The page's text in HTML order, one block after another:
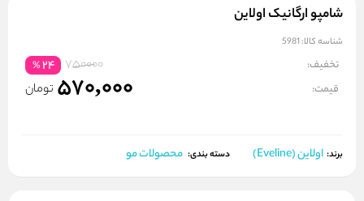
شامپو ارگانیک اولاین
شناسه کالا: 5981
تخفیف: 750000
24
%
قیمت: 570,000 تومان
برند: اولاین (Eveline) دسته بندی: محصولات مو